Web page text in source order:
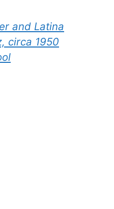
and Latina
circa 1950